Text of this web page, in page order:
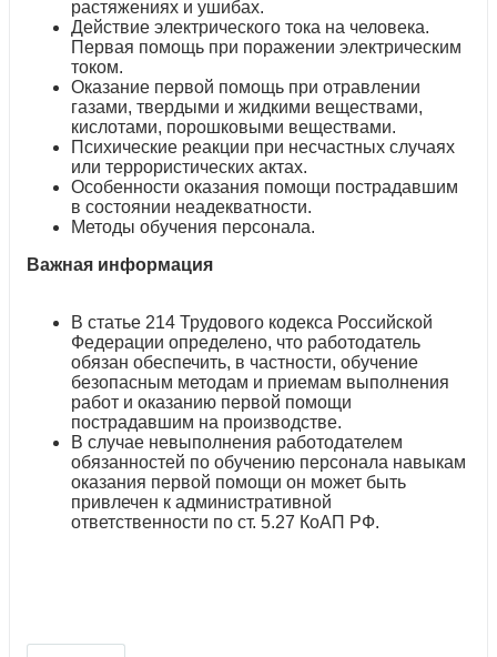
растяжениях и ушибах.
Действие электрического тока на человека.
Первая помощь при поражении электрическим
током.
Оказание первой помощь при отравлении
газами, твердыми и жидкими веществами,
кислотами, порошковыми веществами.
Психические реакции при несчастных случаях
или террористических актах.
Особенности оказания помощи пострадавшим
в состоянии неадекватности.
Методы обучения персонала.
Важная информация
В статье 214 Трудового кодекса Российской
Федерации определено, что работодатель
обязан обеспечить, в частности, обучение
безопасным методам и приемам выполнения
работ и оказанию первой помощи
пострадавшим на производстве.
В случае невыполнения работодателем
обязанностей по обучению персонала навыкам
оказания первой помощи он может быть
привлечен к административной
ответственности по ст. 5.27 КоАП РФ.